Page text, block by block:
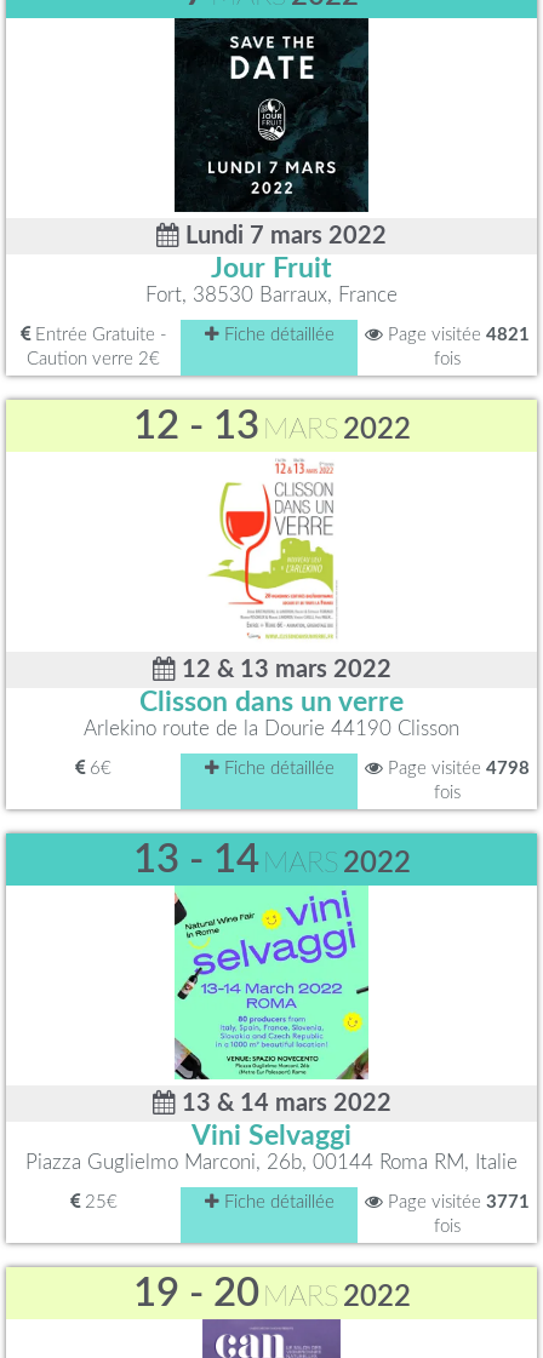
Lundi 7 mars 2022
Jour Fruit
Fort, 38530 Barraux, France
Entrée Gratuite -
Caution verre 2€
Fiche détaillée Page visitée 4821
fois
12 - 13 MARS 2022
12 & 13 mars 2022
Clisson dans un verre
Arlekino route de la Dourie 44190 Clisson
6€ Fiche détaillée Page visitée 4798
fois
13 - 14 MARS 2022
13 & 14 mars 2022
Vini Selvaggi
Piazza Guglielmo Marconi, 26b, 00144 Roma RM, Italie
25€ Fiche détaillée Page visitée 3771
fois
19 - 20 MARS 2022